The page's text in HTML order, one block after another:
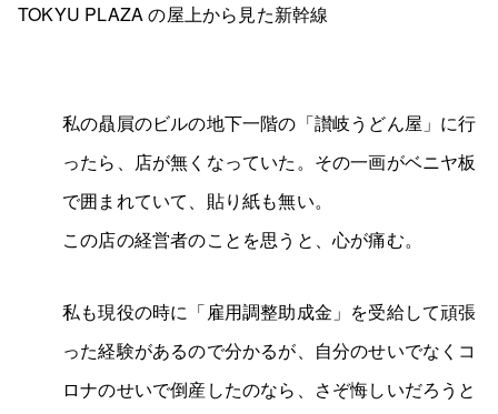
TOKYU PLAZA の屋上から見た新幹線
私の贔屓のビルの地下一階の「讃岐うどん屋」に行
ったら、店が無くなっていた。その一画がベニヤ板
で囲まれていて、貼り紙も無い。
この店の経営者のことを思うと、心が痛む。
私も現役の時に「雇用調整助成金」を受給して頑張
った経験があるので分かるが、自分のせいでなくコ
ロナのせいで倒産したのなら、さぞ悔しいだろうと